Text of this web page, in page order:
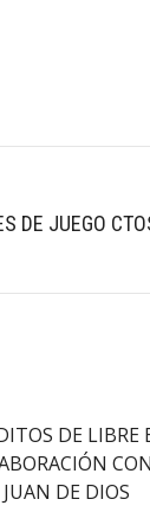
DE JUEGO
DE LIBRE
DE DIOS